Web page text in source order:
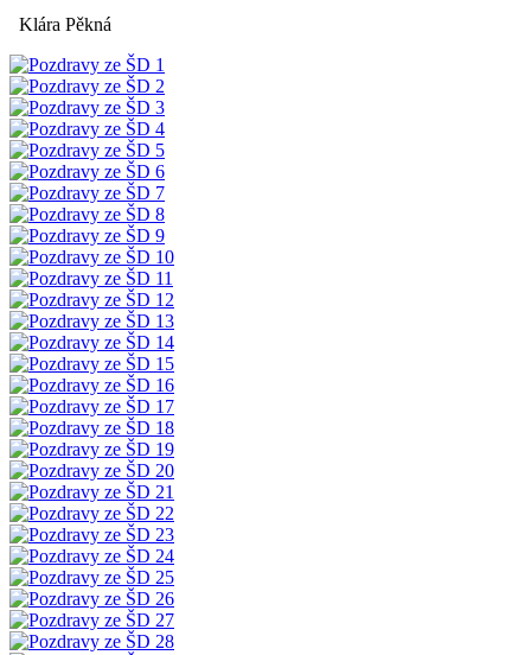
Klára Pěkná